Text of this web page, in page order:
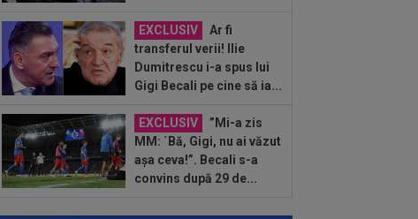
EXCLUSIV
Ar fi
transferul verii! Ilie
Dumitrescu i-a spus lui
Gigi Becali pe cine să ia...
EXCLUSIV
”Mi-a zis
MM: `Bă, Gigi, nu ai văzut
așa ceva!”. Becali s-a
convins după 29 de...